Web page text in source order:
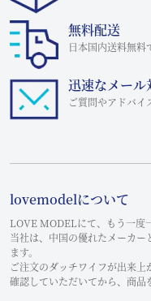
無料配送
日本国内送料無料
迅速なメール
ご質問やアドバイ
lovemodelについて
LOVE MODELにて、もう一度
当社は、中国の優れたメーカー
ます。
ご注文のダッチワイフが出来
確認していただいてから、商品